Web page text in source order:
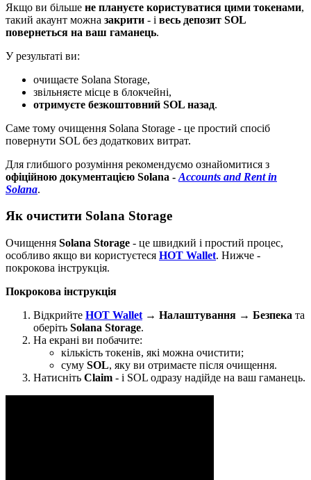
Якщо ви більше не плануєте користуватися цими токенами,
такий акаунт можна закрити - і весь депозит SOL
повернеться на ваш гаманець.
У результаті ви:
очищаєте Solana Storage,
звільняєте місце в блокчейні,
отримуєте безкоштовний SOL назад.
Саме тому очищення Solana Storage - це простий спосіб
повернути SOL без додаткових витрат.
Для глибшого розуміння рекомендуємо ознайомитися з
офіційною документацією Solana - Accounts and Rent in
Solana.
Як очистити Solana Storage
Очищення Solana Storage - це швидкий і простий процес,
особливо якщо ви користуєтеся HOT Wallet. Нижче -
покрокова інструкція.
Покрокова інструкція
Відкрийте HOT Wallet → Налаштування → Безпека та
оберіть Solana Storage.
На екрані ви побачите:
кількість токенів, які можна очистити;
суму SOL, яку ви отримаєте після очищення.
Натисніть Claim - і SOL одразу надійде на ваш гаманець.